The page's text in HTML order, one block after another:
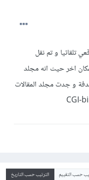
تلقائيا و تم نقل
اخر حيث انه مجلد
و جدت مجلد المقالات
حسب التقييم الترتيب حسب التاريخ